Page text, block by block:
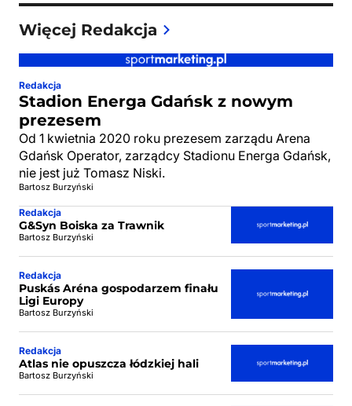
Więcej Redakcja
Redakcja
Stadion Energa Gdańsk z nowym
prezesem
Od 1 kwietnia 2020 roku prezesem zarządu Arena
Gdańsk Operator, zarządcy Stadionu Energa Gdańsk,
nie jest już Tomasz Niski.
Bartosz Burzyński
Redakcja
G&Syn Boiska za Trawnik
Bartosz Burzyński
Redakcja
Puskás Aréna gospodarzem finału
Ligi Europy
Bartosz Burzyński
Redakcja
Atlas nie opuszcza łódzkiej hali
Bartosz Burzyński